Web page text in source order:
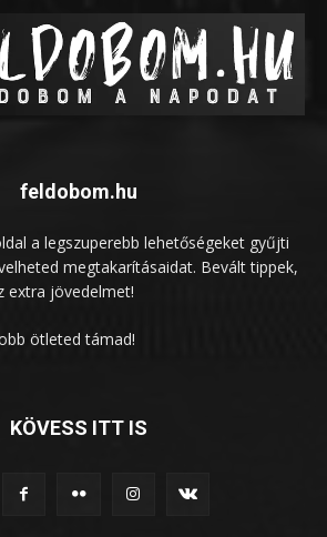
feldobom.hu
a legszuperebb lehetőségeket gyűjti
megtakarításaidat. Bevált tippek,
extra jövedelmet!
ötleted támad!
KÖVESS ITT IS